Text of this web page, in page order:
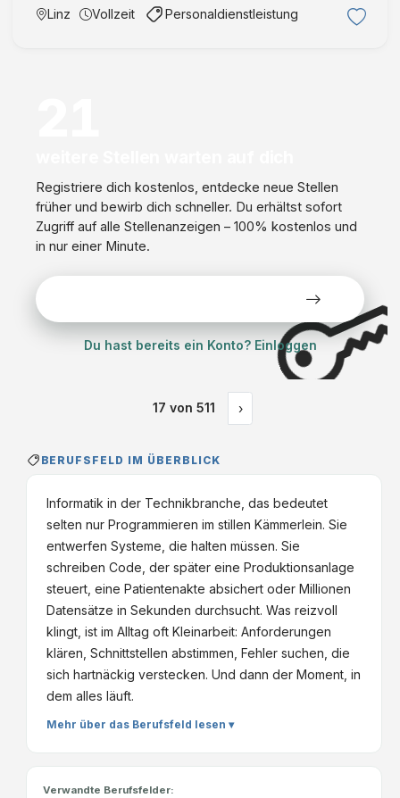
Umfeld moderne Softwareplattformen für
Logistikautomation Sie arbeiten aktiv an der Ausarbeitung
Linz Vollzeit Personaldienstleistung
Registriere dich kostenlos, entdecke neue Stellen
früher und bewirb dich schneller. Du erhältst sofort
Zugriff auf alle Stellenanzeigen – 100% kostenlos und
in nur einer Minute.
Du hast bereits ein Konto? Einloggen
17 von 511 ›
BERUFSFELD IM ÜBERBLICK
Informatik in der Technikbranche, das bedeutet
selten nur Programmieren im stillen Kämmerlein. Sie
entwerfen Systeme, die halten müssen. Sie
schreiben Code, der später eine Produktionsanlage
steuert, eine Patientenakte absichert oder Millionen
Datensätze in Sekunden durchsucht. Was reizvoll
klingt, ist im Alltag oft Kleinarbeit: Anforderungen
klären, Schnittstellen abstimmen, Fehler suchen, die
sich hartnäckig verstecken. Und dann der Moment, in
dem alles läuft.
Mehr über das Berufsfeld lesen ▾
Verwandte Berufsfelder: